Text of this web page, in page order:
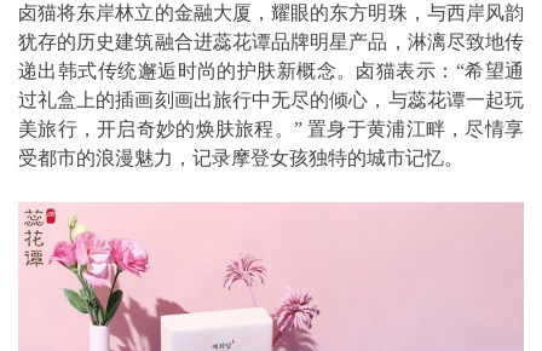
卤猫将东岸林立的金融大厦，耀眼的东方明珠，与西岸风韵
犹存的历史建筑融合进蕊花谭品牌明星产品，淋漓尽致地传
递出韩式传统邂逅时尚的护肤新概念。卤猫表示：“希望通
过礼盒上的插画刻画出旅行中无尽的倾心，与蕊花谭一起玩
美旅行，开启奇妙的焕肤旅程。” 置身于黄浦江畔，尽情享
受都市的浪漫魅力，记录摩登女孩独特的城市记忆。